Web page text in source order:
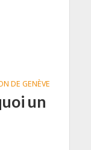
DE GENÈVE
un